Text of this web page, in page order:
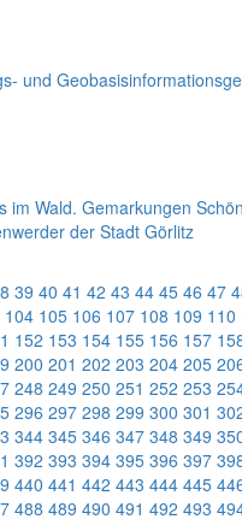
und
Wald. Gemarkungen
der Stadt Görlitz
39 40 41 42 43 44 45 46 47
104 105 106 107 108 109 110
152 153 154 155 156 157
200 201 202 203 204 205
248 249 250 251 252 253
296 297 298 299 300 301
344 345 346 347 348 349
392 393 394 395 396 397
440 441 442 443 444 445
488 489 490 491 492 493